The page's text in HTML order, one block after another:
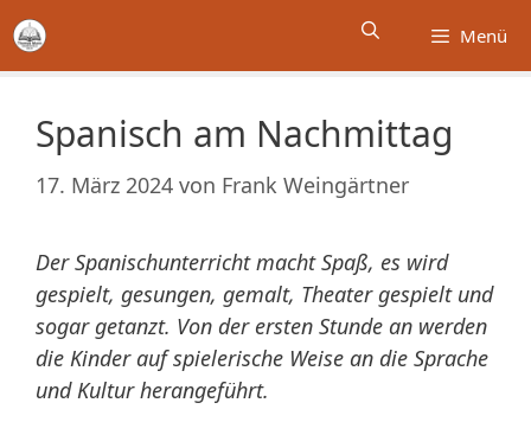
Zum
Inhalt
springen
Menü
Spanisch am Nachmittag
17. März 2024 von Frank Weingärtner
Der Spanischunterricht macht Spaß, es wird
gespielt, gesungen, gemalt, Theater gespielt und
sogar getanzt. Von der ersten Stunde an werden
die Kinder auf spielerische Weise an die Sprache
und Kultur herangeführt.